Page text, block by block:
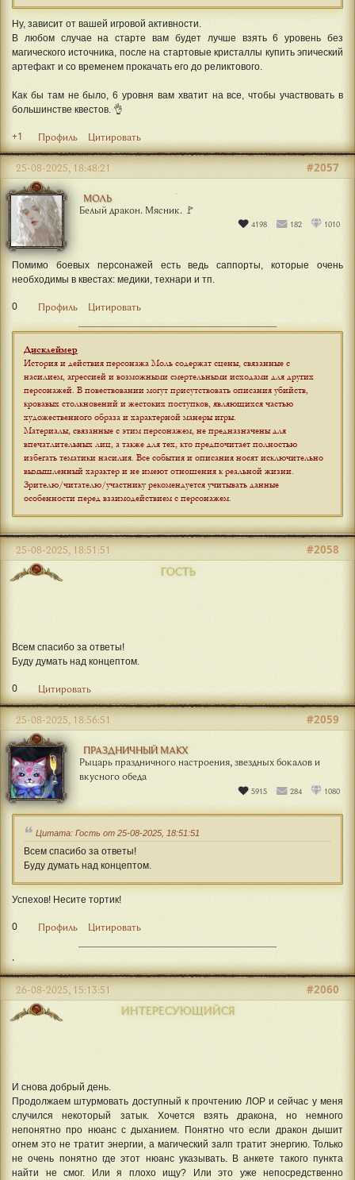
Ну, зависит от вашей игровой активности.
В любом случае на старте вам будет лучше взять 6 уровень без
магического источника, после на стартовые кристаллы купить эпический
артефакт и со временем прокачать его до реликтового.
Как бы там не было, 6 уровня вам хватит на все, чтобы участвовать в
большинстве квестов. 👌
+1 Профиль Цитировать
МОЛЬ
Белый дракон. Мясник. 🚩
4198 182 1010
#2057
25-08-2025, 18:48:21
Помимо боевых персонажей есть ведь саппорты, которые очень
необходимы в квестах: медики, технари и тп.
0 Профиль Цитировать
Дисклеймер
История и действия персонажа Моль содержат сцены, связанные с
насилием, агрессией и возможными смертельными исходами для других
персонажей. В повествовании могут присутствовать описания убийств,
кровавых столкновений и жестоких поступков, являющихся частью
художественного образа и характерной манеры игры.
Материалы, связанные с этим персонажем, не предназначены для
впечатлительных лиц, а также для тех, кто предпочитает полностью
избегать тематики насилия. Все события и описания носят исключительно
вымышленный характер и не имеют отношения к реальной жизни.
Зрителю/читателю/участнику рекомендуется учитывать данные
особенности перед взаимодействием с персонажем
ГОСТЬ
#2058
25-08-2025, 18:51:51
Всем спасибо за ответы!
Буду думать над концептом.
0 Цитировать
ПРАЗДНИЧНЫЙ МАКХ
Рыцарь праздничного настроения, звездных бокалов и
вкусного обеда
5915 284 1080
#2059
25-08-2025, 18:56:51
Цитата: Гость от 25-08-2025, 18:51:51
Всем спасибо за ответы!
Буду думать над концептом.
Успехов! Несите тортик!
0 Профиль Цитировать
.
ИНТЕРЕСУЮЩИЙСЯ
#2060
26-08-2025, 15:13:51
И снова добрый день.
Продолжаем штурмовать доступный к прочтению ЛОР и сейчас у меня
случился некоторый затык. Хочется взять дракона, но немного
непонятно про нюанс с дыханием. Понятно что если дракон дышит
огнем это не тратит энергии, а магический залп тратит энергию. Только
не очень понятно где этот нюанс указывать. В анкете такого пункта
найти не смог. Или я плохо ищу? Или это уже непосредственно